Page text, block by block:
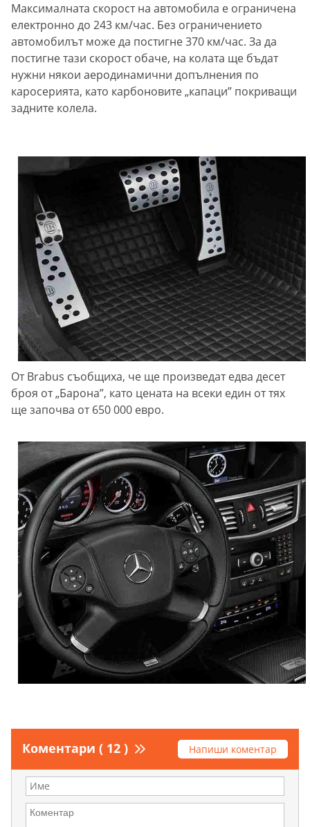
Максималната скорост на автомобила е ограничена
електронно до 243 км/час. Без ограничението
автомобилът може да постигне 370 км/час. За да
постигне тази скорост обаче, на колата ще бъдат
нужни някои аеродинамични допълнения по
каросерията, като карбоновите „капаци” покриващи
задните колела.
От Brabus съобщиха, че ще произведат едва десет
броя от „Барона”, като цената на всеки един от тях
ще започва от 650 000 евро.
Коментари ( 12 ) Напиши коментар